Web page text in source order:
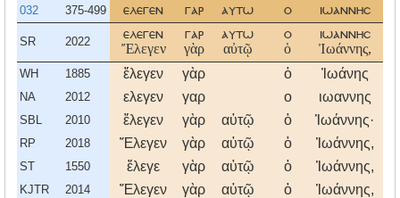
032 375-499 ελεγεν γαρ αυτω ο ιωαννησ
SR 2022
ελεγεν
Ἔλεγεν
γαρ
γὰρ
αυτω
αὐτῷ
ο
ὁ
ιωαννησ
Ἰωάννης,
WH 1885 ἔλεγεν γὰρ ὁ Ἰωάνης
NA 2012 ελεγεν γαρ ο ιωαννης
SBL 2010 ἔλεγεν γὰρ αὐτῷ ὁ Ἰωάννης·
RP 2018 Ἔλεγεν γὰρ αὐτῷ ὁ Ἰωάννης,
ST 1550 ἔλεγε γὰρ αὐτῷ ὁ Ἰωάννης,
KJTR 2014 Ἔλεγεν γὰρ αὐτῷ ὁ Ἰωάννης,